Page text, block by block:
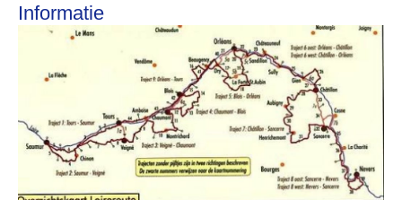
Fietsonderdelen
Fietsbanden
Sturen
Zadels
Kleding
Meer fietsonderdelen en accessoires
Informatie